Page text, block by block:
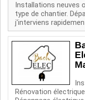
Installations neuves
type de chantier.
j'interviens
Rénovation électrique